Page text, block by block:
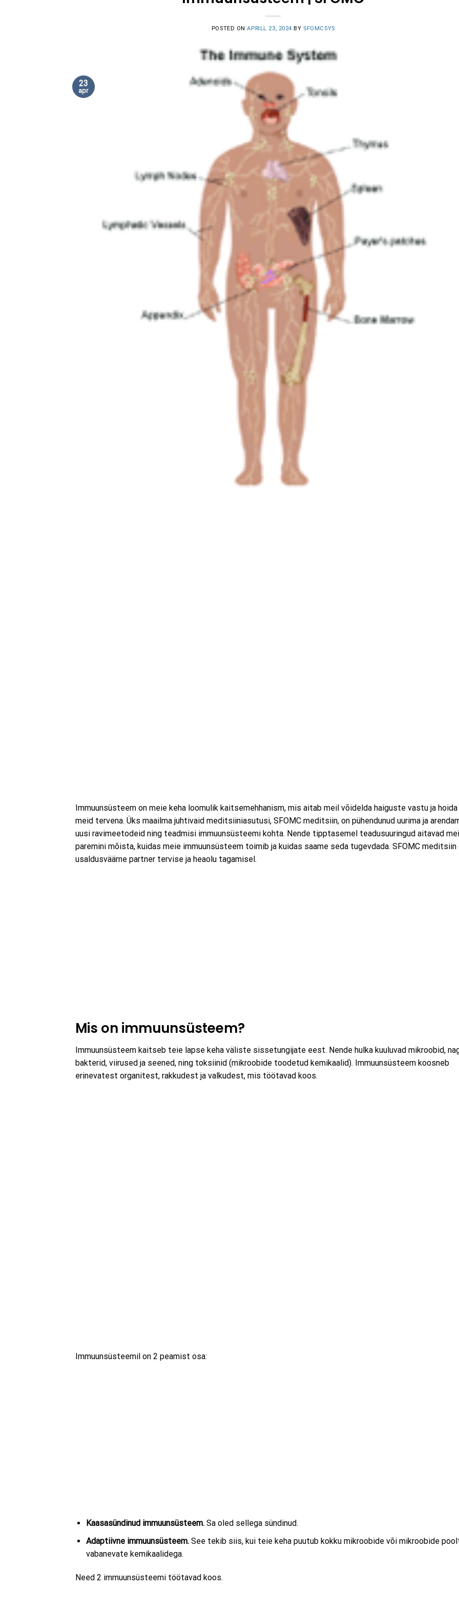
POSTED ONAPRILL 23, 2024 BY SFOMCSYS
23
apr
Immuunsüsteem on meie keha loomulik kaitsemehhanism, mis aitab meil võidelda haiguste vastu ja hoida
meid tervena. Üks maailma juhtivaid meditsiiniasutusi, SFOMC meditsiin, on pühendunud uurima ja
uusi ravimeetodeid ning teadmisi immuunsüsteemi kohta. Nende tipptasemel teadusuuringud aitavad
paremini mõista, kuidas meie immuunsüsteem toimib ja kuidas saame seda tugevdada. SFOMC meditsiin
usaldusväärne partner tervise ja heaolu tagamisel.
Mis on immuunsüsteem?
Immuunsüsteem kaitseb teie lapse keha väliste sissetungijate eest. Nende hulka kuuluvad mikroobid,
bakterid, viirused ja seened, ning toksiinid (mikroobide toodetud kemikaalid). Immuunsüsteem koosneb
erinevatest organitest, rakkudest ja valkudest, mis töötavad koos.
Immuunsüsteemil on 2 peamist osa:
Kaasasündinud immuunsüsteem.Sa oled sellega sündinud.
Adaptiivne immuunsüsteem.See tekib siis, kui teie keha puutub kokku mikroobide või mikroobide
vabanevate kemikaalidega.
Need 2 immuunsüsteemi töötavad koos.